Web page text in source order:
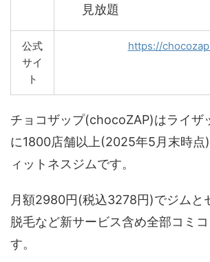
見放題
公式
サイ
ト
https://
チョコザップ(chocoZAP)はライザ
に1800店舗以上(2025年5月末時点
ィットネスジムです。
月額2980円(税込3278円)でジムと
脱毛など新サービス含め全部コミ
す。